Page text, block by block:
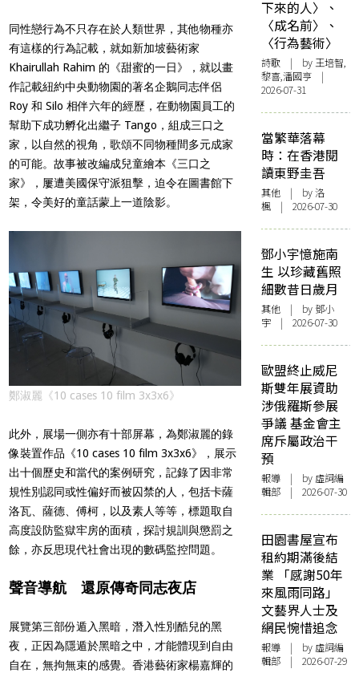
同性戀行為不只存在於人類世界，其他物種亦
有這樣的行為記載，就如新加坡藝術家
Khairullah Rahim 的《甜蜜的一日》，就以畫
作記載紐約中央動物園的著名企鵝同志伴侶
Roy 和 Silo 相伴六年的經歷，在動物園員工的
幫助下成功孵化出繼子 Tango，組成三口之
家，以自然的視角，歌頌不同物種間多元成家
的可能。故事被改編成兒童繪本《三口之
家》，屢遭美國保守派狙擊，迫令在圖書館下
架，令美好的童話蒙上一道陰影。
鄭淑麗《10 cases 10 film 3x3x6》
此外，展場一側亦有十部屏幕，為鄭淑麗的錄
像裝置作品《10 cases 10 film 3x3x6》，展示
出十個歷史和當代的案例研究，記錄了因非常
規性別認同或性偏好而被囚禁的人，包括卡薩
洛瓦、薩德、傅柯，以及素人等等，標題取自
高度設防監獄牢房的面積，探討規訓與懲罰之
餘，亦反思現代社會出現的數碼監控問題。
聲音導航 還原傳奇同志夜店
展覽第三部份遁入黑暗，潛入性別酷兒的黑
夜，正因為隱遁於黑暗之中，才能體現到自由
自在，無拘無束的感覺。香港藝術家楊嘉輝的
下來的人〉、
〈成名前〉、
〈行為藝術〉
詩歌 | by 王培智,
黎喜,潘國亨 |
2026-07-31
當繁華落幕
時：在香港閱
讀東野圭吾
其他 | by洛
楓 | 2026-07-30
鄧小宇憶施南
生 以珍藏舊照
細數昔日歲月
其他 | by 鄧小
宇 | 2026-07-30
歐盟終止威尼
斯雙年展資助
涉俄羅斯參展
爭議 基金會主
席斥屬政治干
預
報導 | by 虛詞編
輯部 | 2026-07-30
田園書屋宣布
租約期滿後結
業 「感謝50年
來風雨同路」
文藝界人士及
網民惋惜追念
報導 | by 虛詞編
輯部 | 2026-07-29